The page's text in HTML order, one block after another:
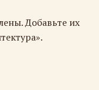
Добавьте их